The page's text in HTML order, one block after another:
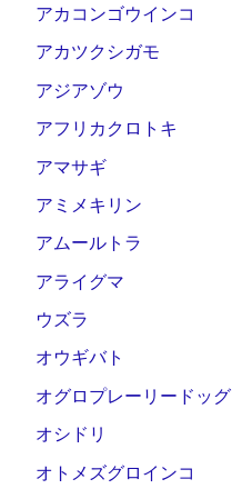
アカコンゴウインコ
アカツクシガモ
アジアゾウ
アフリカクロトキ
アマサギ
アミメキリン
アムールトラ
アライグマ
ウズラ
オウギバト
オグロプレーリードッグ
オシドリ
オトメズグロインコ